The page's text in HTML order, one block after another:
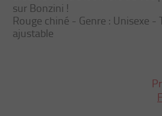
sur Bonzini !
Rouge chiné - Genre : Unisexe -
ajustable